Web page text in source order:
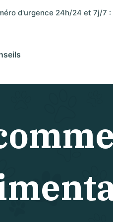
d'urgence 24h/24 et 7j/7 :